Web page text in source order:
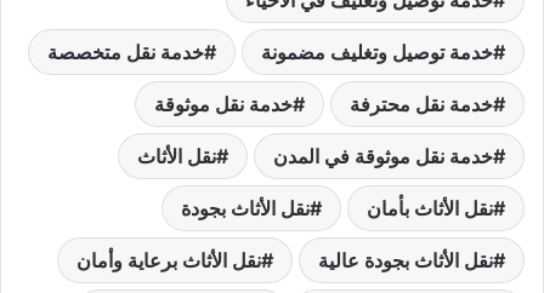
خدمة توصيل وتغليف مضمونة خدمة نقل متخصصة
خدمة نقل محترفة خدمة نقل موثوقة
خدمة نقل موثوقة في المدن نقل الأثاث
نقل الأثاث بأمان نقل الأثاث بجودة
نقل الأثاث بجودة عالية نقل الأثاث برعاية وأمان